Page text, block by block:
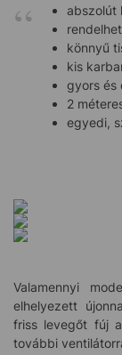
abszolút
könnyű
kis
gyors és
2
egyedi,
Valamennyi
elhelyezett
friss levegőt fúj
további